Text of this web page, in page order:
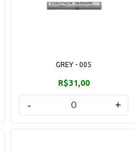
GREY - 005
R$31,00
- +